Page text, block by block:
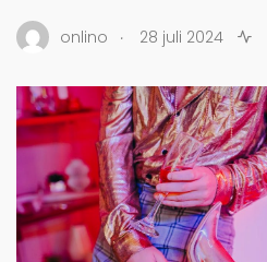
onlino . 28 juli 2024